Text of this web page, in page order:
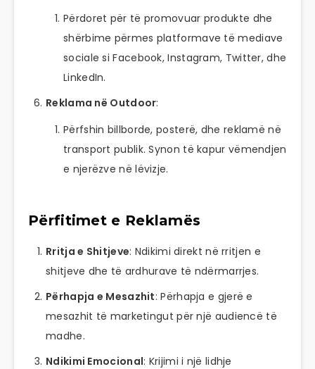
Përdoret për të promovuar produkte dhe
shërbime përmes platformave të mediave
sociale si Facebook, Instagram, Twitter, dhe
LinkedIn.
Reklama në Outdoor:
Përfshin billborde, posterë, dhe reklamë në
transport publik. Synon të kapur vëmendjen
e njerëzve në lëvizje.
Përfitimet e Reklamës
Rritja e Shitjeve: Ndikimi direkt në rritjen e
shitjeve dhe të ardhurave të ndërmarrjes.
Përhapja e Mesazhit: Përhapja e gjerë e
mesazhit të marketingut për një audiencë të
madhe.
Ndikimi Emocional: Krijimi i një lidhje